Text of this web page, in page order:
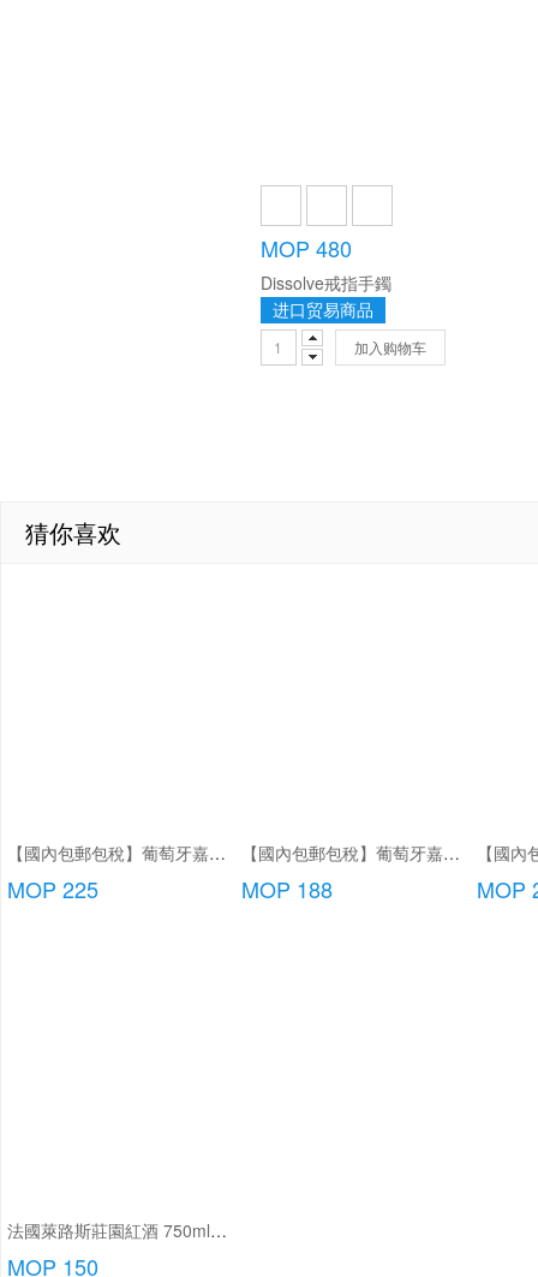
MOP 480
Dissolve戒指手鐲
进口贸易商品
加入购物车
猜你喜欢
【國內包郵包稅】葡萄牙嘉薩唐尼加珍藏紅酒
MOP 225
【國內包郵包稅】葡萄牙嘉薩利紅酒/特級紅酒/頂級紅酒
MOP 188 MOP
法國萊路斯莊園紅酒 750ml/瓶
MOP 150